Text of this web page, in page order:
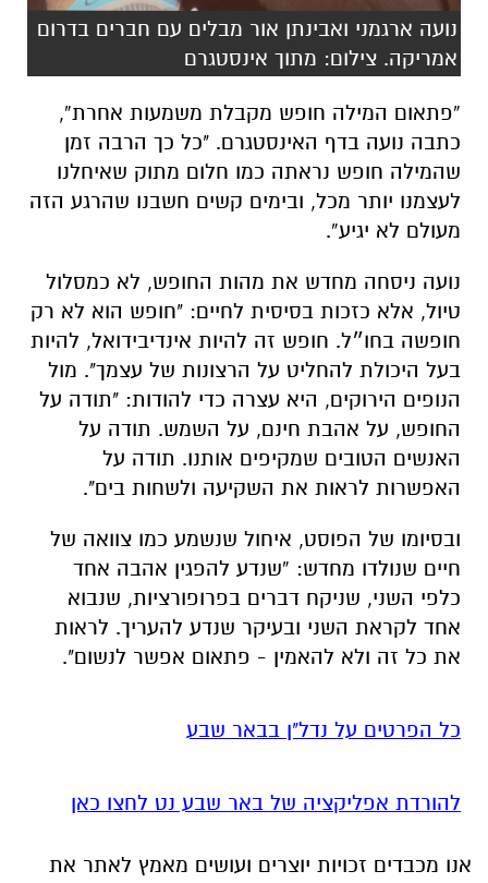
נועה ארגמני ואבינתן אור מבלים עם חברים בדרום
אמריקה. צילום: מתוך אינסטגרם
“פתאום המילה חופש מקבלת משמעות אחרת”,
כתבה נועה בדף האינסטגרם. "כל כך הרבה זמן
שהמילה חופש נראתה כמו חלום מתוק שאיחלנו
לעצמנו יותר מכל, ובימים קשים חשבנו שהרגע הזה
מעולם לא יגיע”.
נועה ניסחה מחדש את מהות החופש, לא כמסלול
טיול, אלא כזכות בסיסית לחיים: "חופש הוא לא רק
חופשה בחו״ל. חופש זה להיות אינדיבידואל, להיות
בעל היכולת להחליט על הרצונות של עצמך". מול
הנופים הירוקים, היא עצרה כדי להודות: "תודה על
החופש, על אהבת חינם, על השמש. תודה על
האנשים הטובים שמקיפים אותנו. תודה על
האפשרות לראות את השקיעה ולשחות בים".
ובסיומו של הפוסט, איחול שנשמע כמו צוואה של
חיים שנולדו מחדש: “שנדע להפגין אהבה אחד
כלפי השני, שניקח דברים בפרופורציות, שנבוא
אחד לקראת השני ובעיקר שנדע להעריך. לראות
את כל זה ולא להאמין - פתאום אפשר לנשום".
כל הפרטים על נדל"ן בבאר שבע
להורדת אפליקציה של באר שבע נט לחצו כאן
אנו מכבדים זכויות יוצרים ועושים מאמץ לאתר את